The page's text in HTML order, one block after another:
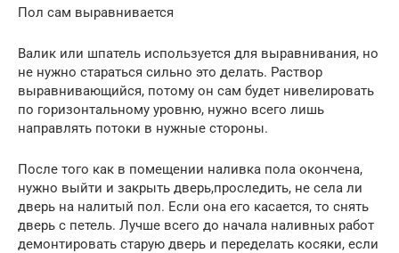
Пол сам выравнивается
Валик или шпатель используется для выравнивания, но
не нужно стараться сильно это делать. Раствор
выравнивающийся, потому он сам будет нивелировать
по горизонтальному уровню, нужно всего лишь
направлять потоки в нужные стороны.
После того как в помещении наливка пола окончена,
нужно выйти и закрыть дверь,проследить, не села ли
дверь на налитый пол. Если она его касается, то снять
дверь с петель. Лучше всего до начала наливных работ
демонтировать старую дверь и переделать косяки, если